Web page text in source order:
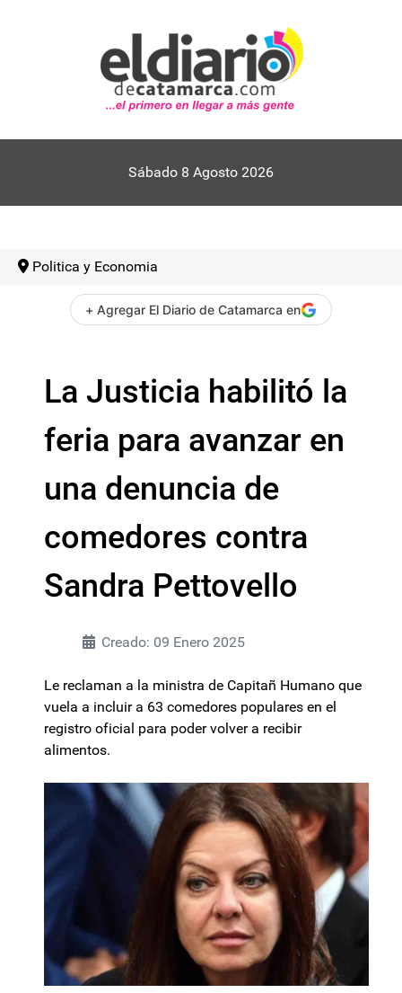
Sábado 8 Agosto 2026
Politica y Economia
+ Agregar El Diario de Catamarca en
La Justicia habilitó la
feria para avanzar en
una denuncia de
comedores contra
Sandra Pettovello
Creado: 09 Enero 2025
Le reclaman a la ministra de Capitañ Humano que
vuela a incluir a 63 comedores populares en el
registro oficial para poder volver a recibir
alimentos.